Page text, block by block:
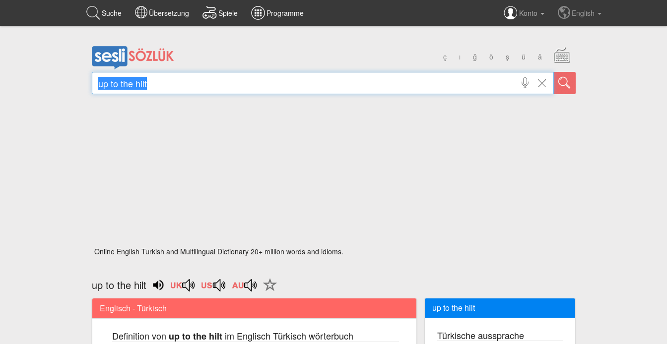
Suche Übersetzung Spiele Programme Konto English
ç ı ğ ö ş ü â
Online English Turkish and Multilingual Dictionary 20+ million words and idioms.
up to the hilt
Englisch - Türkisch
Definition von up to the hiltim Englisch Türkisch wörterbuch
up to the hilt
Türkische aussprache